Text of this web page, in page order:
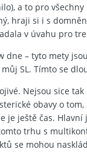
a to pro
hraji si i s
v úvahu pro
dne – tyto mety
SL. Tímto se
Nejsou sice
obavy o
je ještě čas.
trhu s
se mohou